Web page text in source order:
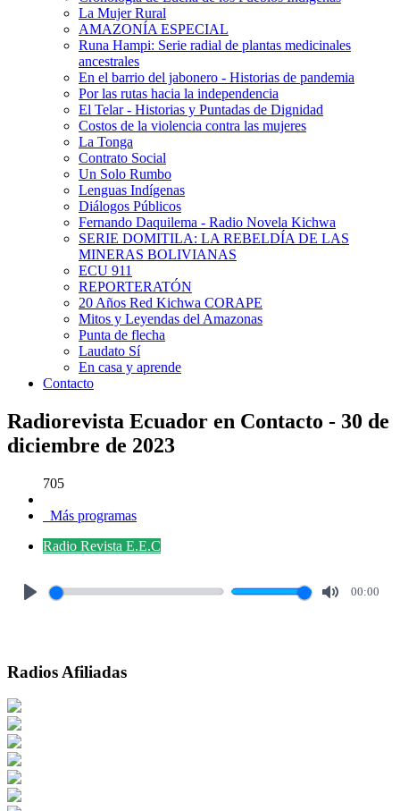
La Mujer Rural
AMAZONÍA ESPECIAL
Runa Hampi: Serie radial de plantas medicinales
ancestrales
En el barrio del jabonero - Historias de pandemia
Por las rutas hacia la independencia
El Telar - Historias y Puntadas de Dignidad
Costos de la violencia contra las mujeres
La Tonga
Contrato Social
Un Solo Rumbo
Lenguas Indígenas
Diálogos Públicos
Fernando Daquilema - Radio Novela Kichwa
SERIE DOMITILA: LA REBELDÍA DE LAS
MINERAS BOLIVIANAS
ECU 911
REPORTERATÓN
20 Años Red Kichwa CORAPE
Mitos y Leyendas del Amazonas
Punta de flecha
Laudato Sí
En casa y aprende
Contacto
Radiorevista Ecuador en Contacto - 30 de
diciembre de 2023
705
Más programas
Radio Revista E.E.C
00:00
Radios Afiliadas